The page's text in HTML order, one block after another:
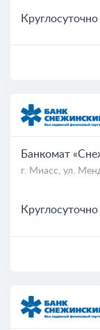
Круглосуточно
Банкомат
г. Миасс, ул.
Круглосуточно